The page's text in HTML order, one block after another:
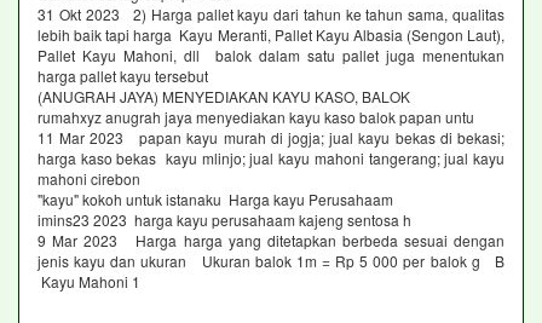
31 Okt 2023 2) Harga pallet kayu dari tahun ke tahun sama, qualitas
lebih baik tapi harga Kayu Meranti, Pallet Kayu Albasia (Sengon Laut),
Pallet Kayu Mahoni, dll balok dalam satu pallet juga menentukan
harga pallet kayu tersebut
(ANUGRAH JAYA) MENYEDIAKAN KAYU KASO, BALOK
rumahxyz anugrah jaya menyediakan kayu kaso balok papan untu
11 Mar 2023 papan kayu murah di jogja; jual kayu bekas di bekasi;
harga kaso bekas kayu mlinjo; jual kayu mahoni tangerang; jual kayu
mahoni cirebon
"kayu" kokoh untuk istanaku Harga kayu Perusahaam
imins23 2023 harga kayu perusahaam kajeng sentosa h
9 Mar 2023 Harga harga yang ditetapkan berbeda sesuai dengan
jenis kayu dan ukuran Ukuran balok 1m = Rp 5 000 per balok g B
Kayu Mahoni 1